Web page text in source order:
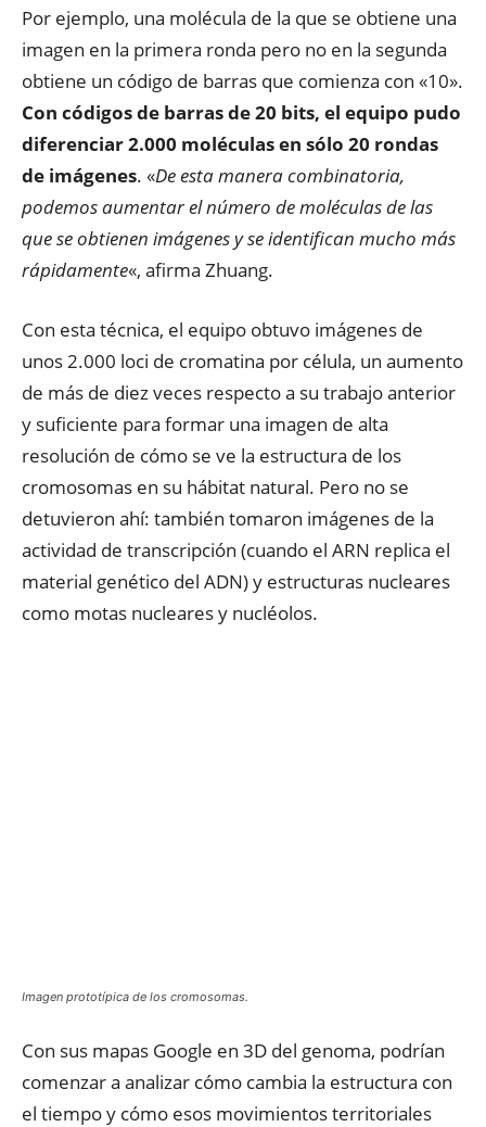
Por ejemplo, una molécula de la que se obtiene una
imagen en la primera ronda pero no en la segunda
obtiene un código de barras que comienza con «10».
Con códigos de barras de 20 bits, el equipo pudo
diferenciar 2.000 moléculas en sólo 20 rondas
de imágenes. «De esta manera combinatoria,
podemos aumentar el número de moléculas de las
que se obtienen imágenes y se identifican mucho más
rápidamente«, afirma Zhuang.
Con esta técnica, el equipo obtuvo imágenes de
unos 2.000 loci de cromatina por célula, un aumento
de más de diez veces respecto a su trabajo anterior
y suficiente para formar una imagen de alta
resolución de cómo se ve la estructura de los
cromosomas en su hábitat natural. Pero no se
detuvieron ahí: también tomaron imágenes de la
actividad de transcripción (cuando el ARN replica el
material genético del ADN) y estructuras nucleares
como motas nucleares y nucléolos.
Imagen prototípica de los cromosomas.
Con sus mapas Google en 3D del genoma, podrían
comenzar a analizar cómo cambia la estructura con
el tiempo y cómo esos movimientos territoriales